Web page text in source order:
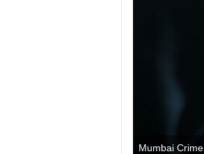
Mumbai Crime